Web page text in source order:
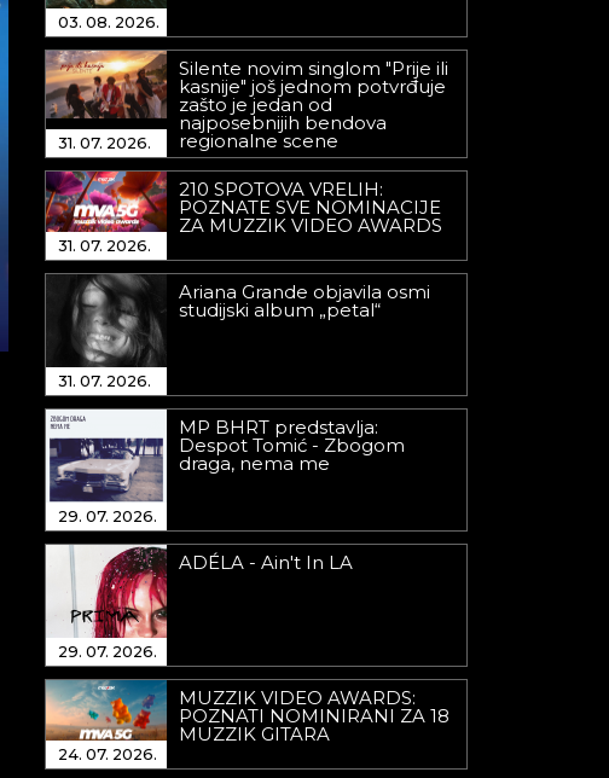
03. 08. 2026.
31. 07. 2026.
Silente novim singlom "Prije ili
kasnije" još jednom potvrđuje
zašto je jedan od
najposebnijih bendova
regionalne scene
31. 07. 2026.
210 SPOTOVA VRELIH:
POZNATE SVE NOMINACIJE
ZA MUZZIK VIDEO AWARDS
31. 07. 2026.
Ariana Grande objavila osmi
studijski album „petal“
29. 07. 2026.
MP BHRT predstavlja:
Despot Tomić - Zbogom
draga, nema me
29. 07. 2026.
ADÉLA - Ain't In LA
24. 07. 2026.
MUZZIK VIDEO AWARDS:
POZNATI NOMINIRANI ZA 18
MUZZIK GITARA